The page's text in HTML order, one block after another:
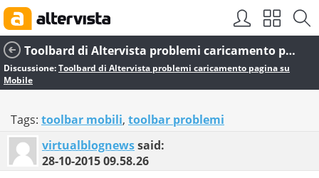
Toolbard di Altervista problemi caricamento pagina su Mobile
Discussione:Toolbard di Altervista problemi caricamento pagina su
Mobile
Tags: toolbar mobili, toolbar problemi
virtualblognewssaid:
28-10-201509.58.26